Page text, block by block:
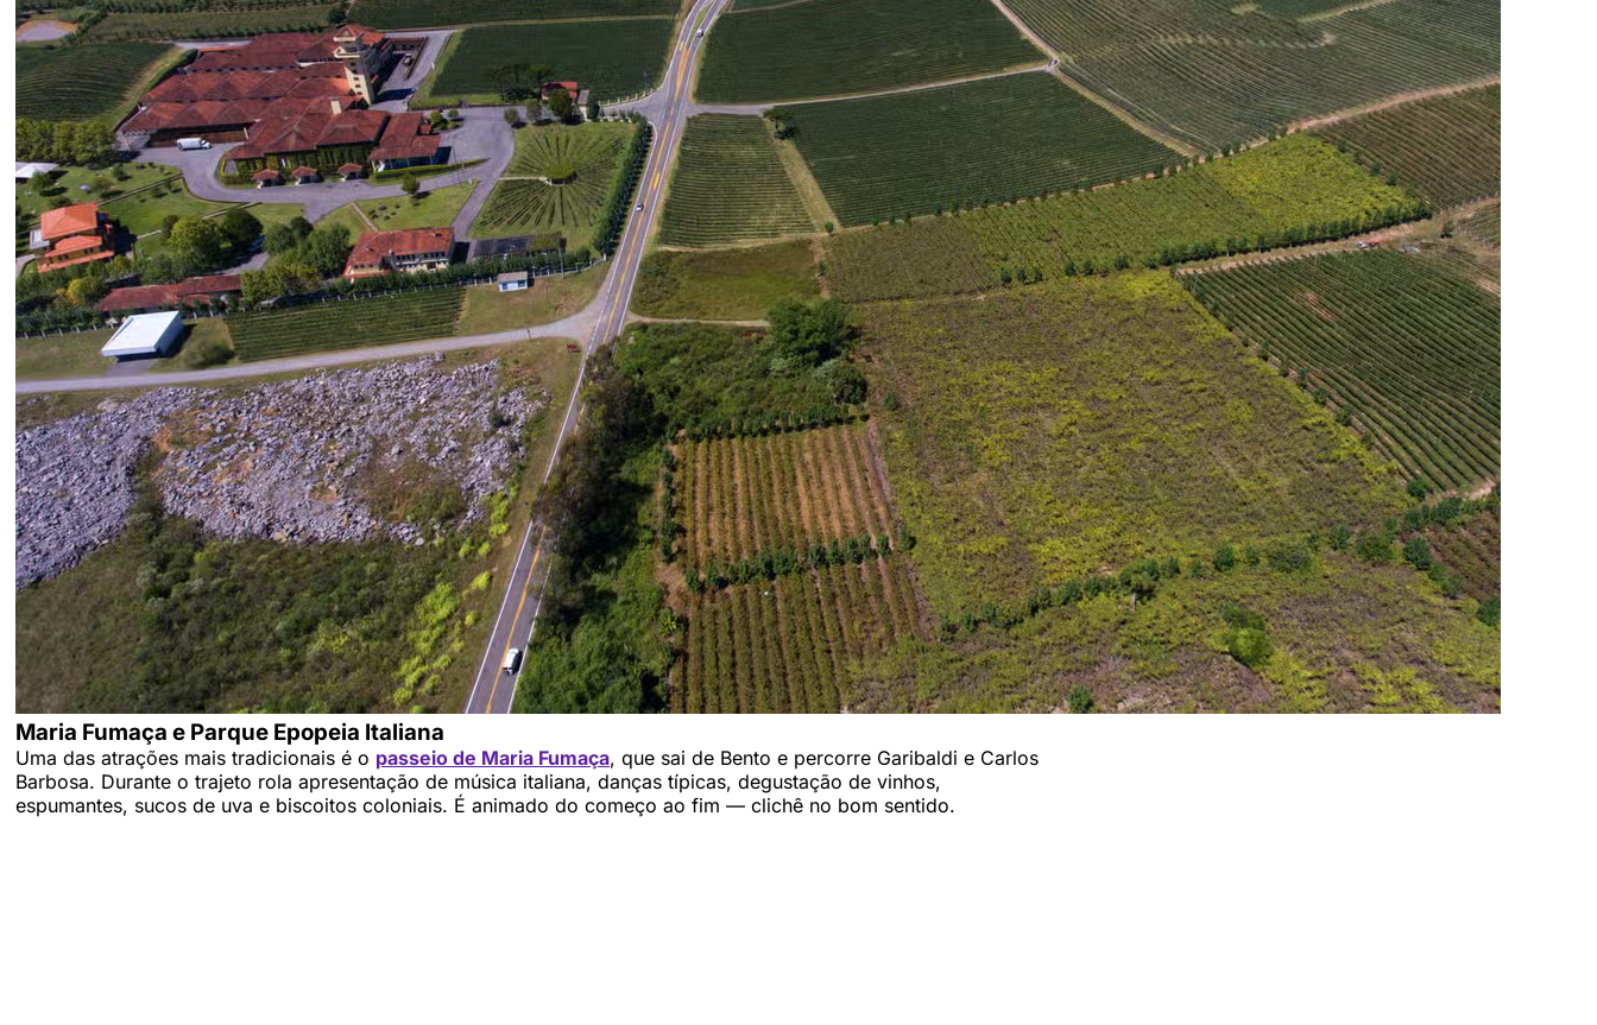
Maria Fumaça e Parque Epopeia Italiana
Uma das atrações mais tradicionais é o passeio de Maria Fumaça, que sai de Bento e percorre Garibaldi e Carlos
Barbosa. Durante o trajeto rola apresentação de música italiana, danças típicas, degustação de vinhos,
espumantes, sucos de uva e biscoitos coloniais. É animado do começo ao fim — clichê no bom sentido.